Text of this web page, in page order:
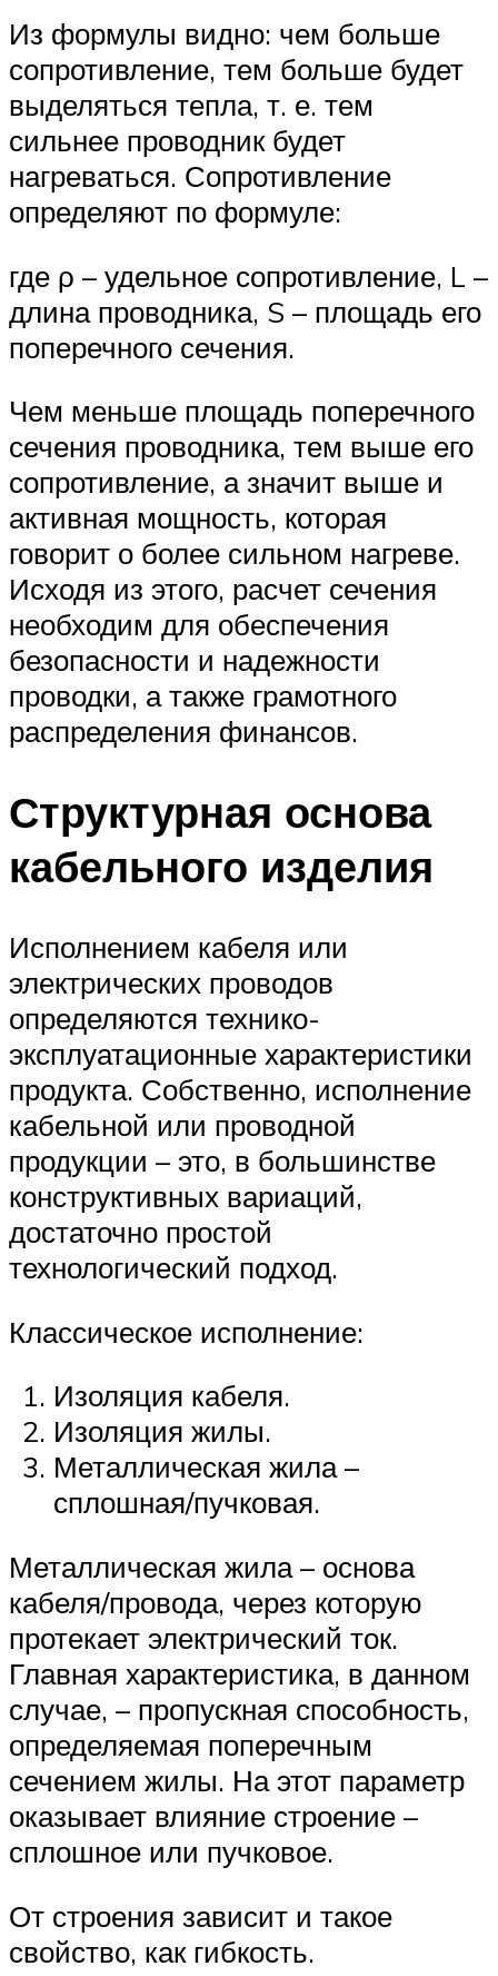
Из формулы видно: чем больше
сопротивление, тем больше будет
выделяться тепла, т. е. тем
сильнее проводник будет
нагреваться. Сопротивление
определяют по формуле:
где ρ – удельное сопротивление, L –
длина проводника, S – площадь его
поперечного сечения.
Чем меньше площадь поперечного
сечения проводника, тем выше его
сопротивление, а значит выше и
активная мощность, которая
говорит о более сильном нагреве.
Исходя из этого, расчет сечения
необходим для обеспечения
безопасности и надежности
проводки, а также грамотного
распределения финансов.
Структурная основа
кабельного изделия
Исполнением кабеля или
электрических проводов
определяются технико-
эксплуатационные характеристики
продукта. Собственно, исполнение
кабельной или проводной
продукции – это, в большинстве
конструктивных вариаций,
достаточно простой
технологический подход.
Классическое исполнение:
Изоляция кабеля.
Изоляция жилы.
Металлическая жила –
сплошная/пучковая.
Металлическая жила – основа
кабеля/провода, через которую
протекает электрический ток.
Главная характеристика, в данном
случае, – пропускная способность,
определяемая поперечным
сечением жилы. На этот параметр
оказывает влияние строение –
сплошное или пучковое.
От строения зависит и такое
свойство, как гибкость.